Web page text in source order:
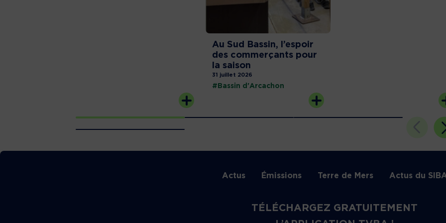
Au Sud Bassin, l’espoir
des commerçants pour
la saison
31 juillet 2026
#Bassin d'Arcachon
Actus Émissions Terre de Mers Actus du
TÉLÉCHARGEZ GRATUITEMENT